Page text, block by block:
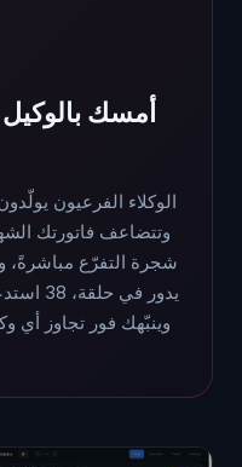
أمسك
الوكلاء الفرعيون
وتتضاعف فاتورتك